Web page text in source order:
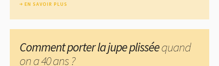
EN SAVOIR PLUS
Comment porter la jupe plisséequand
on a 40 ans ?